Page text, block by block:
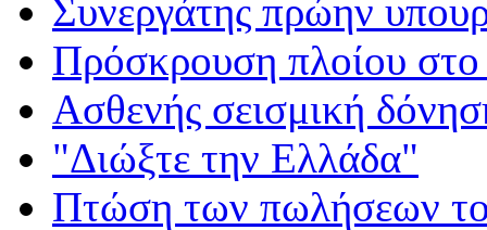
Συνεργάτης πρώην
Πρόσκρουση πλοίου στο
Ασθενής σεισμική
"Διώξτε την Ελλάδα"
Πτώση των πωλήσεων